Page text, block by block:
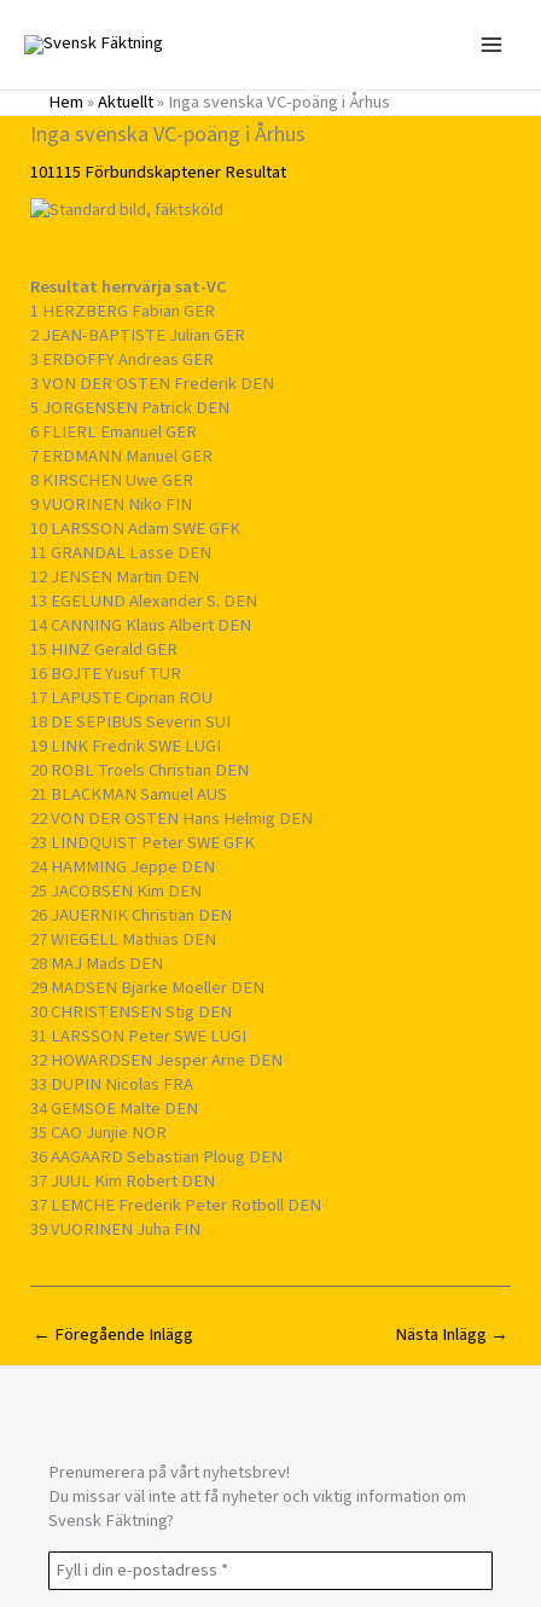
innehåll
Hem»Aktuellt»Inga svenska VC-poäng i Århus
Inga svenska VC-poäng i Århus
101115 FörbundskaptenerResultat
Resultat herrvärja sat-VC
1 HERZBERG Fabian GER
2 JEAN-BAPTISTE Julian GER
3 ERDOFFY Andreas GER
3 VON DER OSTEN Frederik DEN
5 JORGENSEN Patrick DEN
6 FLIERL Emanuel GER
7 ERDMANN Manuel GER
8 KIRSCHEN Uwe GER
9 VUORINEN Niko FIN
10 LARSSON Adam SWE GFK
11 GRANDAL Lasse DEN
12 JENSEN Martin DEN
13 EGELUND Alexander S. DEN
14 CANNING Klaus Albert DEN
15 HINZ Gerald GER
16 BOJTE Yusuf TUR
17 LAPUSTE Ciprian ROU
18 DE SEPIBUS Severin SUI
19 LINK Fredrik SWE LUGI
20 ROBL Troels Christian DEN
21 BLACKMAN Samuel AUS
22 VON DER OSTEN Hans Helmig DEN
23 LINDQUIST Peter SWE GFK
24 HAMMING Jeppe DEN
25 JACOBSEN Kim DEN
26 JAUERNIK Christian DEN
27 WIEGELL Mathias DEN
28 MAJ Mads DEN
29 MADSEN Bjarke Moeller DEN
30 CHRISTENSEN Stig DEN
31 LARSSON Peter SWE LUGI
32 HOWARDSEN Jesper Arne DEN
33 DUPIN Nicolas FRA
34 GEMSOE Malte DEN
35 CAO Junjie NOR
36 AAGAARD Sebastian Ploug DEN
37 JUUL Kim Robert DEN
37 LEMCHE Frederik Peter Rotboll DEN
39 VUORINEN Juha FIN
← Föregående Inlägg Nästa Inlägg →
Prenumerera på vårt nyhetsbrev!
Du missar väl inte att få nyheter och viktig information om
Svensk Fäktning?